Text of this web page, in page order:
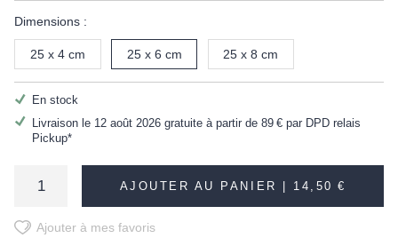
Dimensions :
25 x 4 cm 25 x 6 cm 25 x 8 cm
En stock
Livraison le 12 août 2026 gratuite à partir de 89 €par DPD relais
Pickup*
AJOUTER AU PANIER | 14,50 €
Ajouter à mes favoris